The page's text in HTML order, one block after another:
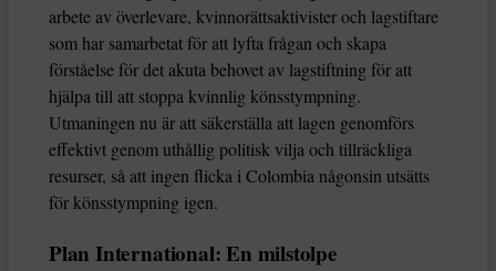
arbete av överlevare, kvinnorättsaktivister och lagstiftare
som har samarbetat för att lyfta frågan och skapa
förståelse för det akuta behovet av lagstiftning för att
hjälpa till att stoppa kvinnlig könsstympning.
Utmaningen nu är att säkerställa att lagen genomförs
effektivt genom uthållig politisk vilja och tillräckliga
resurser, så att ingen flicka i Colombia någonsin utsätts
för könsstympning igen.
Plan International: En milstolpe